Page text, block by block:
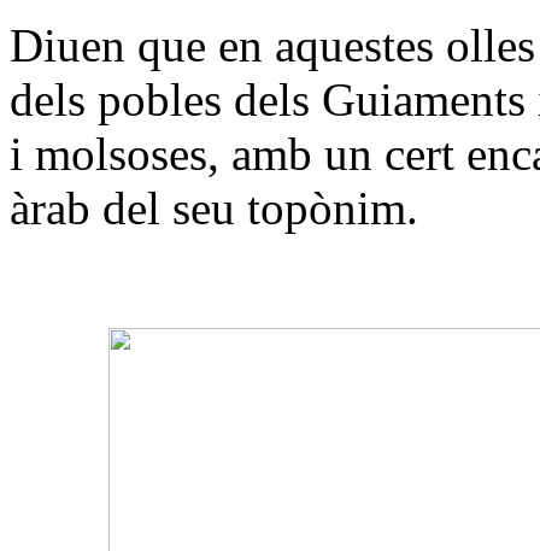
Diuen que en aquestes
dels pobles dels
i molsoses, amb un cert
àrab del seu topònim.